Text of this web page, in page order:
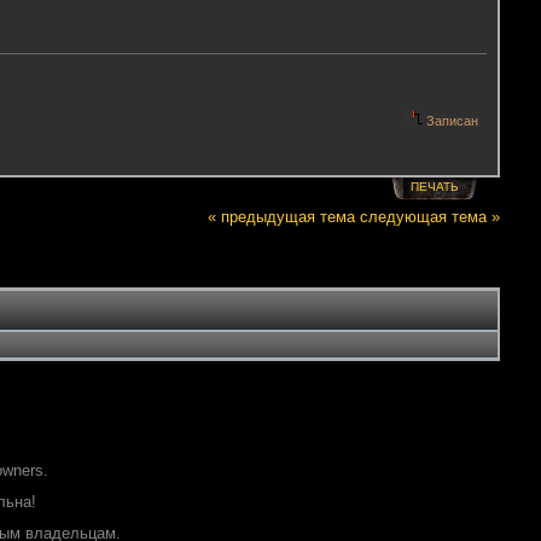
Записан
ПЕЧАТЬ
« предыдущая тема следующая тема »
владельцам.